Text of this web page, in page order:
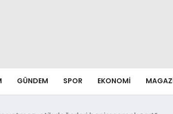
GÜNDEM SPOR EKONOMI